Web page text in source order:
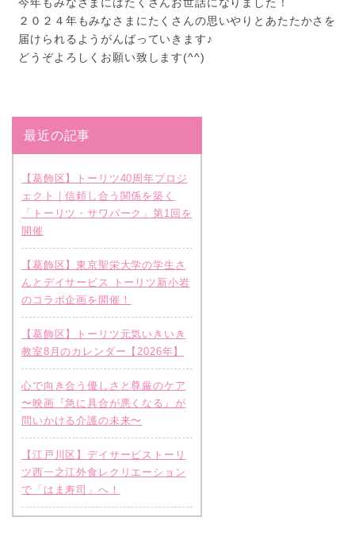
２０２４年もみなさまにたくさんの思いやりとあたたかさを
届けられるようがんばっていきます♪
どうぞよろしくお願い致します(^^)
最近の記事
【葛飾区】トーリツ40周年プロジ
ェクト｜信頼し合う関係を築く
「トーリツ・サワパーク」第1回を
開催
【葛飾区】東京聖栄大学の学生さ
んとデイサービス トーリツ新小岩
のコラボ企画を開催！
【葛飾区】トーリツ元気いきいき
教室8月のカレンダー【2026年】
心で向き合う優しさと尊厳のケア
〜映画『急に具合が悪くなる』が
問いかける介護の未来〜
【江戸川区】デイサービストーリ
ツ西一之江外食レクリエーション
で「はま寿司」へ！